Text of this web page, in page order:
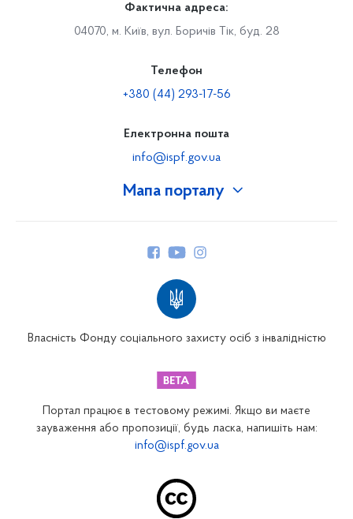
Мапа порталу
Закарпатське відділення
Запорізьке відділення
Фактична адреса:
04070, м. Київ, вул. Боричів Тік, буд. 28
Телефон
+380 (44) 293-17-56
Електронна пошта
info@ispf.gov.ua
Власність Фонду соціального захисту осіб з інвалідністю
Портал працює в тестовому режимі. Якщо ви маєте
зауваження або пропозиції, будь ласка, напишіть нам:
info@ispf.gov.ua